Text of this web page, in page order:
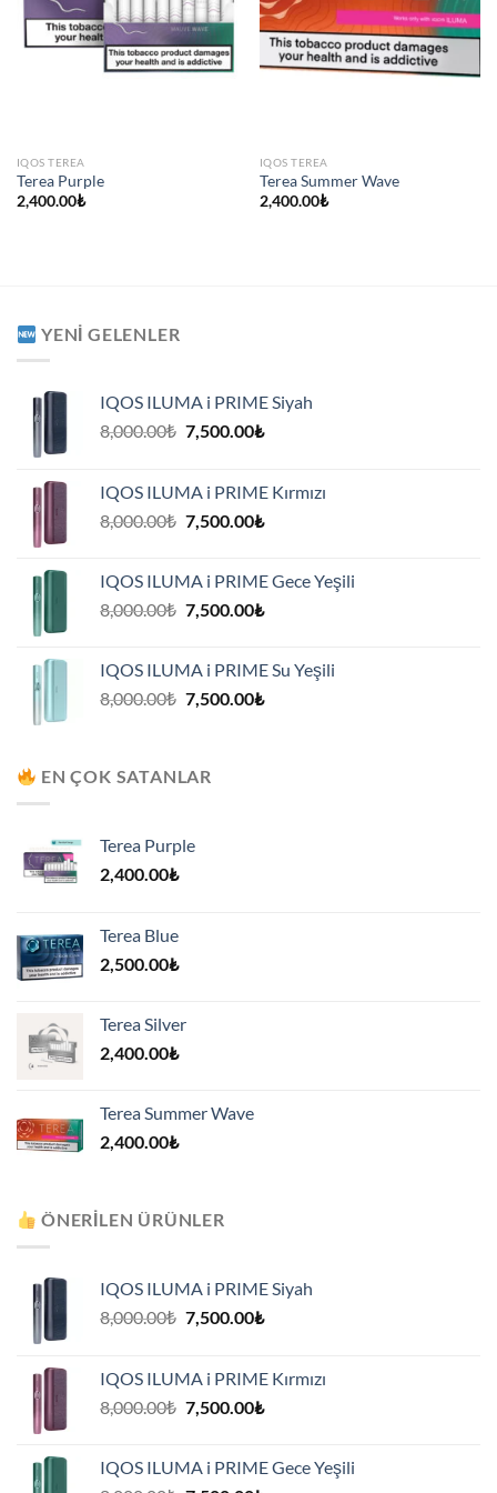
IQOS TEREA
Terea Purple
2,400.00₺
IQOS TEREA
Terea Summer Wave
2,400.00₺
YENI GELENLER
IQOS ILUMA i PRIME Siyah
8,000.00₺ Orijinal
7,500.00₺Şu
7,500.00₺.
IQOS ILUMA i PRIME Kırmızı
8,000.00₺ Orijinal
7,500.00₺Şu
7,500.00₺.
IQOS ILUMA i PRIME Gece Yeşili
8,000.00₺ Orijinal
7,500.00₺Şu
7,500.00₺.
IQOS ILUMA i PRIME Su Yeşili
8,000.00₺ Orijinal
7,500.00₺Şu
EN ÇOK SATANLAR
Terea Purple
2,400.00₺
Terea Blue
2,500.00₺
Terea Silver
2,400.00₺
Terea Summer Wave
2,400.00₺
ÖNERILEN ÜRÜNLER
IQOS ILUMA i PRIME Siyah
8,000.00₺ Orijinal
7,500.00₺Şu
7,500.00₺.
IQOS ILUMA i PRIME Kırmızı
8,000.00₺ Orijinal
7,500.00₺Şu
7,500.00₺.
IQOS ILUMA i PRIME Gece Yeşili